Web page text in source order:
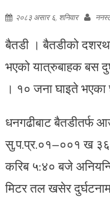
२०८३ असार ६, शनिवार
बैतडी । बैतडीको
भएको यात्रुबाहक बस
। १० जना घाइते
धनगढीबाट बैतडीतर्फ
सु.प.प्र.०१–००१ ख
करिब ५:४० बजे
मिटर तल खसेर